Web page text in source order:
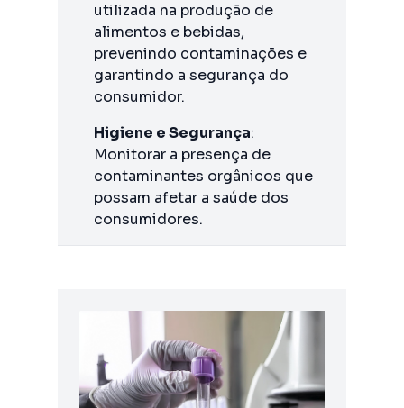
utilizada na produção de
alimentos e bebidas,
prevenindo contaminações e
garantindo a segurança do
consumidor.
Higiene e Segurança:
Monitorar a presença de
contaminantes orgânicos que
possam afetar a saúde dos
consumidores.